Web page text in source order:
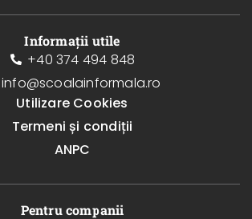
Informații utile
+40 374 494 848
info@scoalainformala.ro
Utilizare Cookies
Termeni și condiții
ANPC
Pentru companii